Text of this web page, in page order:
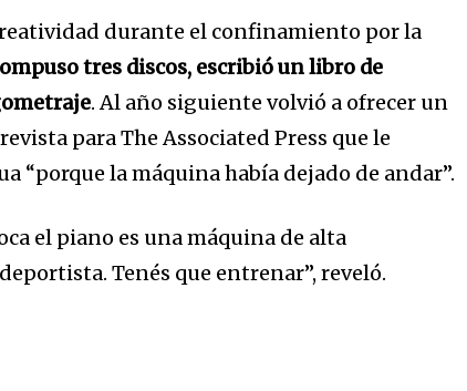
durante el confinamiento por la
tres discos, escribió un libro de
. Al año siguiente volvió a ofrecer un
para The Associated Press que le
“porque la máquina había dejado de andar”.
el piano es una máquina de alta
Tenés que entrenar”, reveló.